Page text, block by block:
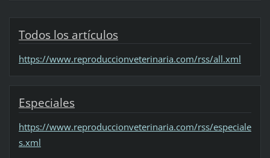
Todos los artículos
https://www.reproduccionveterinaria.com/rss/all.xml
Especiales
https://www.reproduccionveterinaria.com/rss/especiale
s.xml